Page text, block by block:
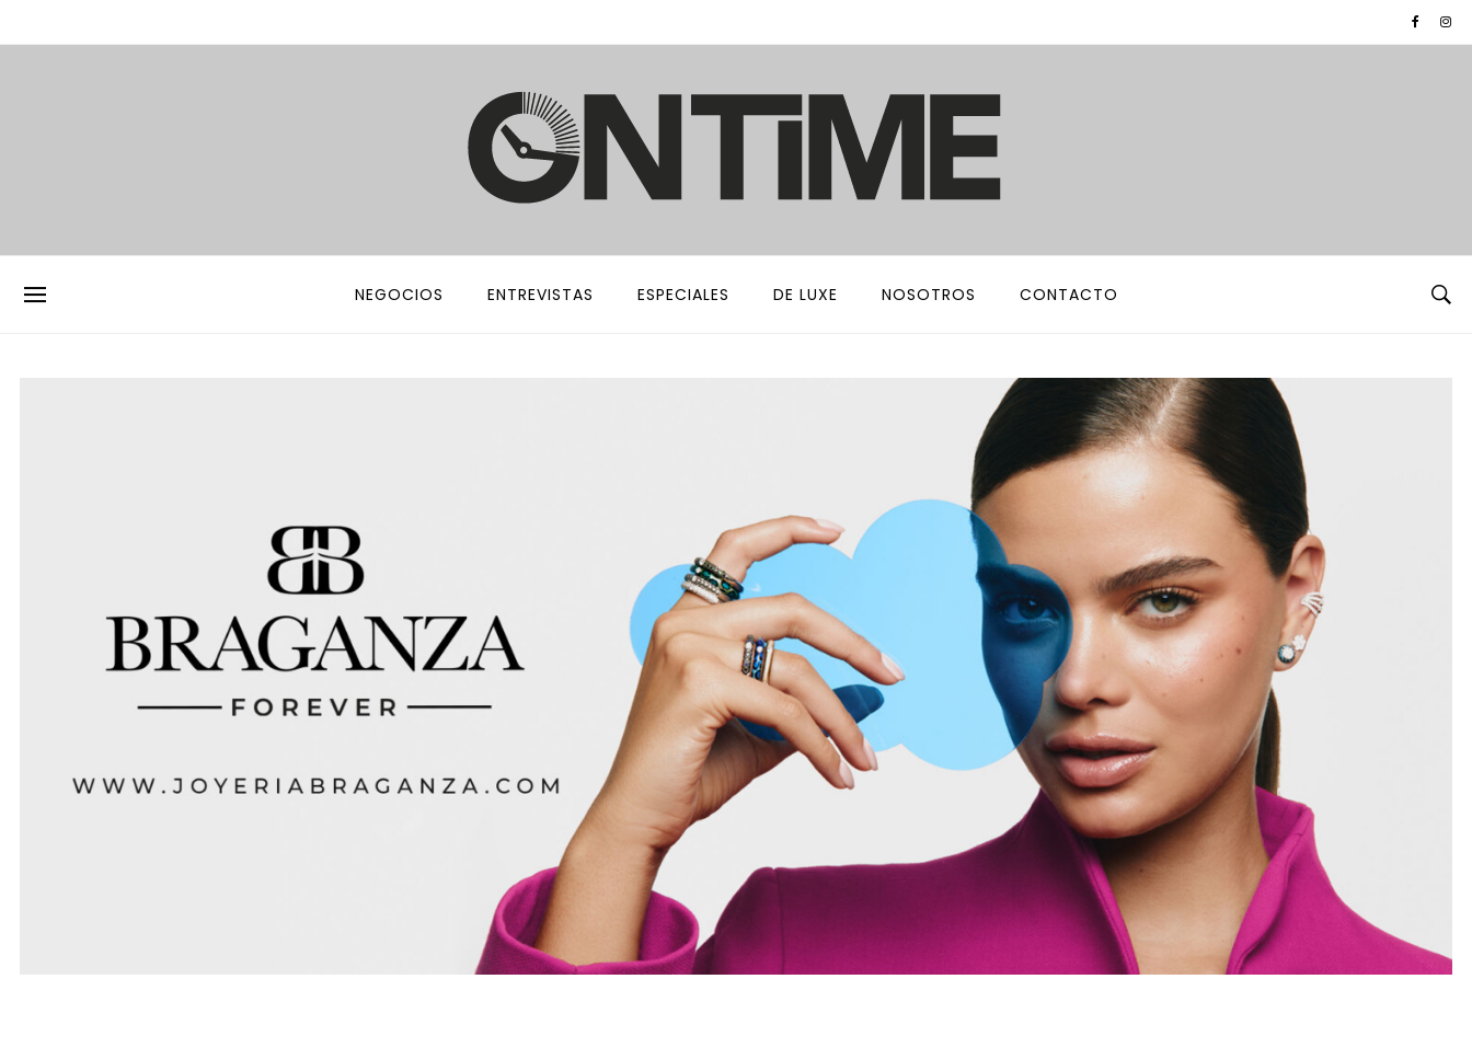
NEGOCIOS ENTREVISTAS ESPECIALES DE LUXE NOSOTROS CONTACTO